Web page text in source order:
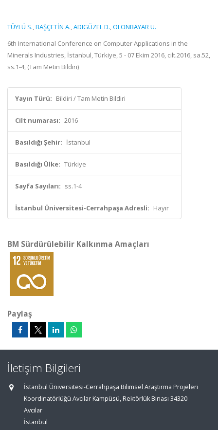
TÜYLÜ S.,BAŞÇETİN A.,ADIGÜZEL D.,OLONBAYAR U.
6th International Conference on Computer Applications in the
Minerals Industries, İstanbul, Türkiye, 5 - 07 Ekim 2016, cilt.2016, sa.52,
ss.1-4, (Tam Metin Bildiri)
Yayın Türü: Bildiri / Tam Metin Bildiri
Cilt numarası: 2016
Basıldığı Şehir: İstanbul
Basıldığı Ülke: Türkiye
Sayfa Sayıları: ss.1-4
İstanbul Üniversitesi-Cerrahpaşa Adresli: Hayır
BM Sürdürülebilir Kalkınma Amaçları
Paylaş
İletişim Bilgileri
İstanbul Üniversitesi-Cerrahpaşa Bilimsel Araştırma Projeleri
Koordinatörlüğü Avcılar Kampüsü, Rektörlük Binası 34320
Avcılar
İstanbul